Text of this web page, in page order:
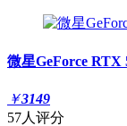
微星GeForce
￥3149
57人评分